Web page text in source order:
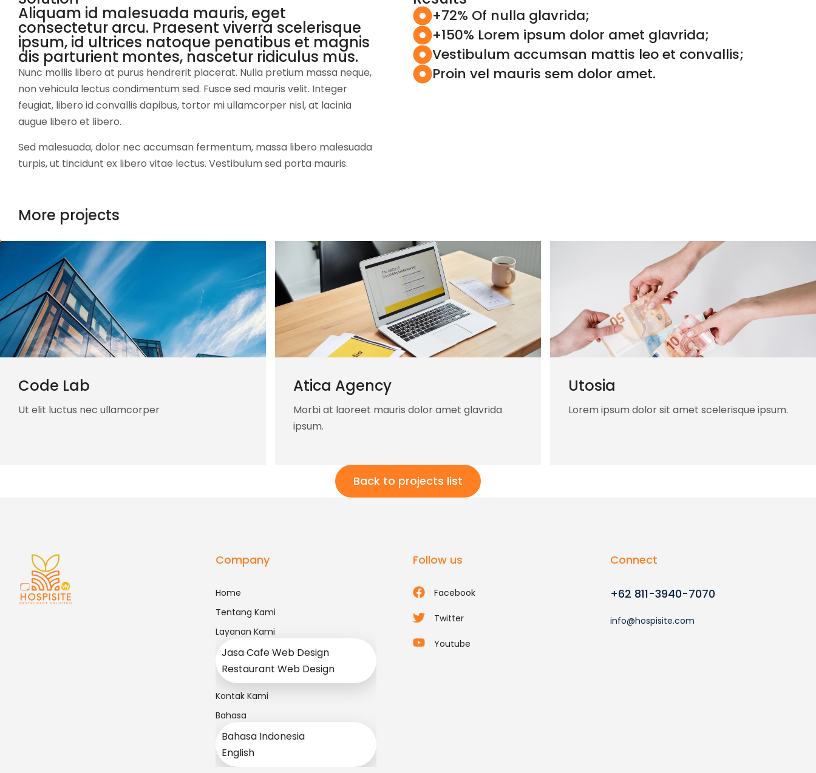
Aliquam id malesuada mauris, eget
consectetur arcu. Praesent viverra scelerisque
ipsum, id ultrices natoque penatibus et magnis
dis parturient montes, nascetur ridiculus mus.
Nunc mollis libero at purus hendrerit placerat. Nulla pretium massa neque,
non vehicula lectus condimentum sed. Fusce sed mauris velit. Integer
feugiat, libero id convallis dapibus, tortor mi ullamcorper nisl, at lacinia
augue libero et libero.
Sed malesuada, dolor nec accumsan fermentum, massa libero malesuada
turpis, ut tincidunt ex libero vitae lectus. Vestibulum sed porta mauris.
+72% Of nulla glavrida;
+150% Lorem ipsum dolor amet glavrida;
Vestibulum accumsan mattis leo et convallis;
Proin vel mauris sem dolor amet.
More projects
Code Lab
Ut elit luctus nec ullamcorper
Atica Agency
Morbi at laoreet mauris dolor amet glavrida
ipsum.
Utosia
Lorem ipsum dolor sit amet scelerisque ipsum.
Back to projects list
Company
Home
Tentang Kami
Layanan Kami
Jasa Cafe Web Design
Restaurant Web Design
Kontak Kami
Bahasa
Bahasa Indonesia
English
Follow us
Facebook
Twitter
Youtube
Connect
+62 811-3940-7070
info@hospisite.com